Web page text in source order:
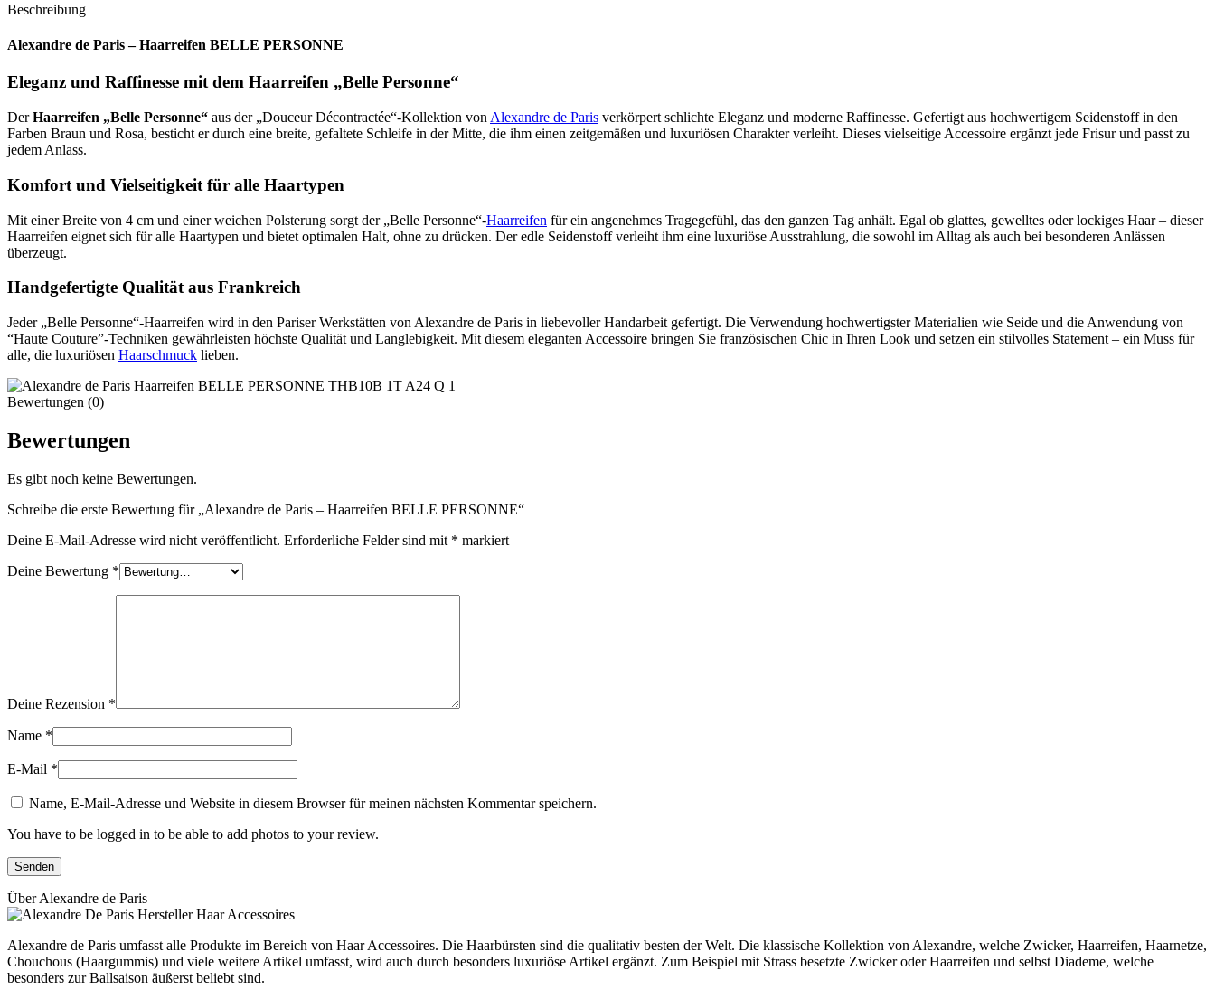
Beschreibung
Alexandre de Paris – Haarreifen BELLE PERSONNE
Eleganz und Raffinesse mit dem Haarreifen „Belle Personne“
DerHaarreifen „Belle Personne“ aus der „Douceur Décontractée“-Kollektion von Alexandre de Paris verkörpert schlichte Eleganz und moderne Raffinesse. Gefertigt aus hochwertigem Seidenstoff in den
Farben Braun und Rosa, besticht er durch eine breite, gefaltete Schleife in der Mitte, die ihm einen zeitgemäßen und luxuriösen Charakter verleiht. Dieses vielseitige Accessoire ergänzt jede Frisur und passt zu
jedem Anlass.
Komfort und Vielseitigkeit für alle Haartypen
Mit einer Breite von 4 cm und einer weichen Polsterung sorgt der „Belle Personne“-Haarreifen für ein angenehmes Tragegefühl, das den ganzen Tag anhält. Egal ob glattes, gewelltes oder lockiges Haar – dieser
Haarreifen eignet sich für alle Haartypen und bietet optimalen Halt, ohne zu drücken. Der edle Seidenstoff verleiht ihm eine luxuriöse Ausstrahlung, die sowohl im Alltag als auch bei besonderen Anlässen
überzeugt.
Handgefertigte Qualität aus Frankreich
Jeder „Belle Personne“-Haarreifen wird in den Pariser Werkstätten von Alexandre de Paris in liebevoller Handarbeit gefertigt. Die Verwendung hochwertigster Materialien wie Seide und die Anwendung von
“Haute Couture”-Techniken gewährleisten höchste Qualität und Langlebigkeit. Mit diesem eleganten Accessoire bringen Sie französischen Chic in Ihren Look und setzen ein stilvolles Statement – ein Muss für
alle, die luxuriösen Haarschmuck lieben.
Bewertungen (0)
Bewertungen
Es gibt noch keine Bewertungen.
Schreibe die erste Bewertung für „Alexandre de Paris – Haarreifen BELLE PERSONNE“
Deine E-Mail-Adresse wird nicht veröffentlicht. Erforderliche Felder sind mit * markiert
Deine Bewertung *
Deine Rezension *
Name *
E-Mail *
Name, E-Mail-Adresse und Website in diesem Browser für meinen nächsten Kommentar speichern.
You have to be logged in to be able to add photos to your review.
Über Alexandre de Paris
Alexandre de Paris umfasst alle Produkte im Bereich von Haar Accessoires. Die Haarbürsten sind die qualitativ besten der Welt. Die klassische Kollektion von Alexandre, welche Zwicker, Haarreifen, Haarnetze,
Chouchous (Haargummis) und viele weitere Artikel umfasst, wird auch durch besonders luxuriöse Artikel ergänzt. Zum Beispiel mit Strass besetzte Zwicker oder Haarreifen und selbst Diademe, welche
besonders zur Ballsaison äußerst beliebt sind.